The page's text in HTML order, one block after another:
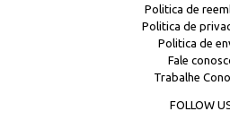
Politica de
Politica de
Politica de
Fale
Trabalhe
FOLLOW